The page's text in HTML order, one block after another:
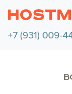
+7 (931) 009-